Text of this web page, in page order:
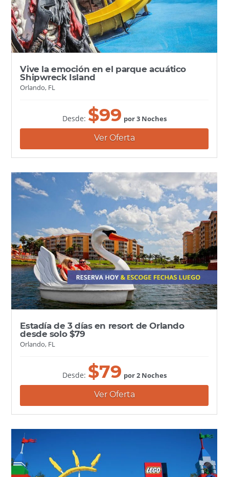
Vive la emoción en el parque acuático
Shipwreck Island
Orlando, FL
Desde: $99 por 3 Noches
Ver Oferta
Estadía de 3 días en resort de Orlando
desde solo $79
Orlando, FL
Desde: $79 por 2 Noches
Ver Oferta